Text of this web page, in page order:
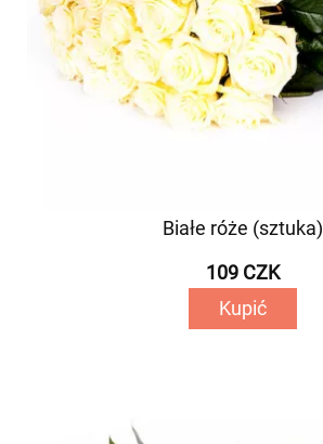
Białe róże (sztuka)
109 CZK
Kupić